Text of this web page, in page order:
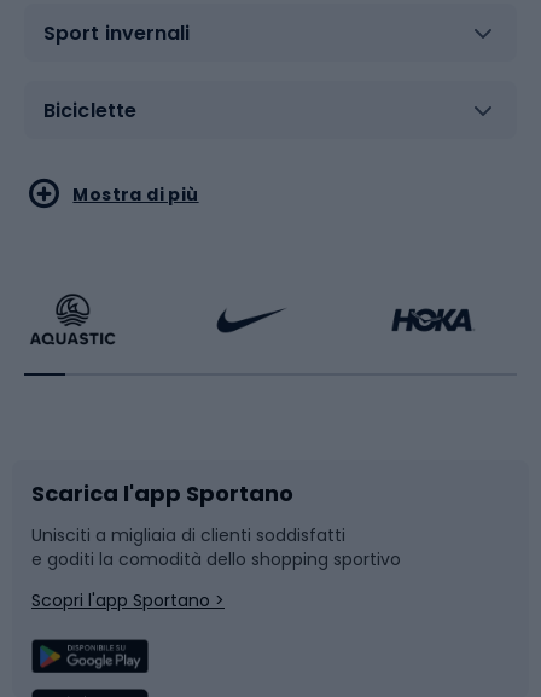
Sport invernali
Biciclette
Sport acquatici
Bikepacking
Bushcraft
Corsa
Sport di squadra
Sport di arti marziali
Sport con le racchette
Slitte e slittini
Snowboard
Camminata nordica
Mostra di più
Scarica l'app Sportano
Unisciti a migliaia di clienti soddisfatti
e goditi la comodità dello shopping sportivo
Scopri l'app Sportano >